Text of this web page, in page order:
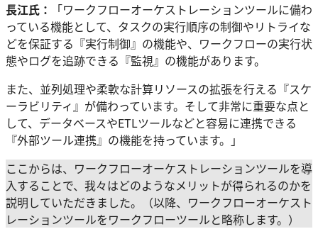
長江氏：
「ワークフローオーケストレーションツールに備わ
っている機能として、タスクの実行順序の制御やリトライな
どを保証する『実行制御』の機能や、ワークフローの実行状
態やログを追跡できる『監視』の機能があります。
また、並列処理や柔軟な計算リソースの拡張を行える『スケ
ーラビリティ』が備わっています。そして非常に重要な点と
して、データベースやETLツールなどと容易に連携できる
『外部ツール連携』の機能を持っています。」
ここからは、ワークフローオーケストレーションツールを導
入することで、我々はどのようなメリットが得られるのかを
説明していただきました。（以降、ワークフローオーケスト
レーションツールをワークフローツールと略称します。）